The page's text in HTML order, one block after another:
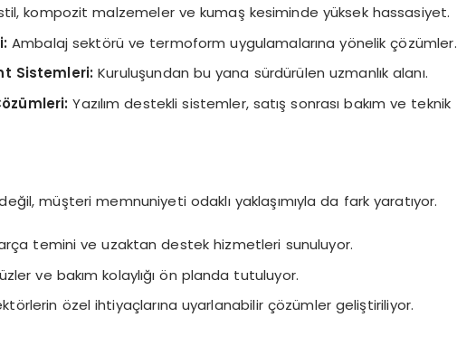
kompozit malzemeler ve kumaş kesiminde yüksek hassasiyet.
Ambalaj sektörü ve termoform uygulamalarına yönelik çözümler.
Sistemleri: Kuruluşundan bu yana sürdürülen uzmanlık alanı.
Yazılım destekli sistemler, satış sonrası bakım ve teknik
müşteri memnuniyeti odaklı yaklaşımıyla da fark yaratıyor.
temini ve uzaktan destek hizmetleri sunuluyor.
ve bakım kolaylığı ön planda tutuluyor.
özel ihtiyaçlarına uyarlanabilir çözümler geliştiriliyor.